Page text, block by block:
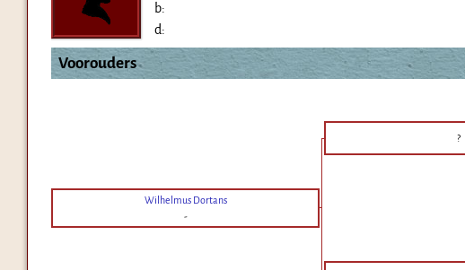
b:
d:
Voorouders
?
Wilhelmus Dortans
-